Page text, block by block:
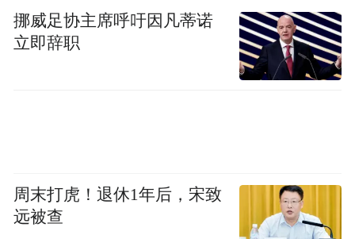
挪威足协主席呼吁因凡蒂诺
立即辞职
周末打虎！退休1年后，宋致
远被查